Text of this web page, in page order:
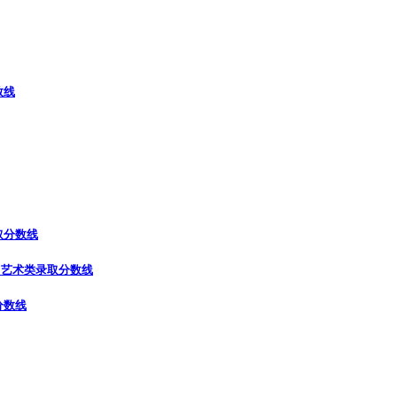
线
分数线
艺术类录取分数线
数线